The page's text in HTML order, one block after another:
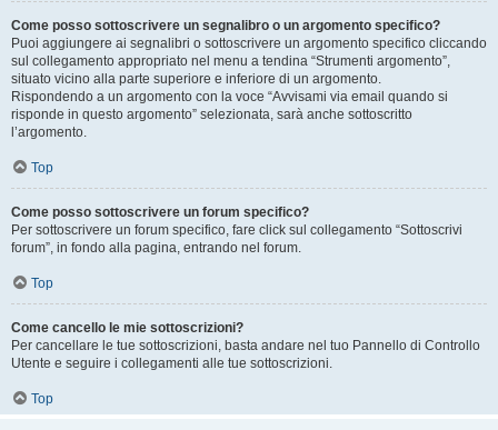
Come posso sottoscrivere un segnalibro o un argomento specifico?
Puoi aggiungere ai segnalibri o sottoscrivere un argomento specifico cliccando
sul collegamento appropriato nel menu a tendina “Strumenti argomento”,
situato vicino alla parte superiore e inferiore di un argomento.
Rispondendo a un argomento con la voce “Avvisami via email quando si
risponde in questo argomento” selezionata, sarà anche sottoscritto
l’argomento.
Top
Come posso sottoscrivere un forum specifico?
Per sottoscrivere un forum specifico, fare click sul collegamento “Sottoscrivi
forum”, in fondo alla pagina, entrando nel forum.
Top
Come cancello le mie sottoscrizioni?
Per cancellare le tue sottoscrizioni, basta andare nel tuo Pannello di Controllo
Utente e seguire i collegamenti alle tue sottoscrizioni.
Top